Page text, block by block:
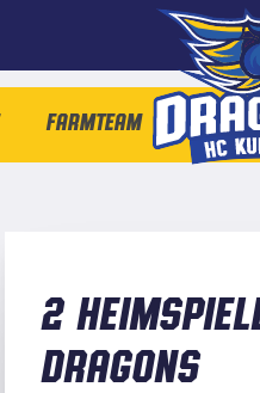
Farmteam
2
Dragons